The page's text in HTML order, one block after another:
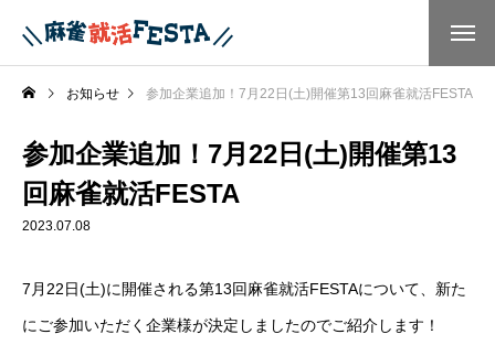
お知らせ 参加企業追加！7月22日(土)開催第13回麻雀就活FESTA
参加企業追加！7月22日(土)開催第13
回麻雀就活FESTA
2023.07.08
7月22日(土)に開催される第13回麻雀就活FESTAについて、新た
にご参加いただく企業様が決定しましたのでご紹介します！